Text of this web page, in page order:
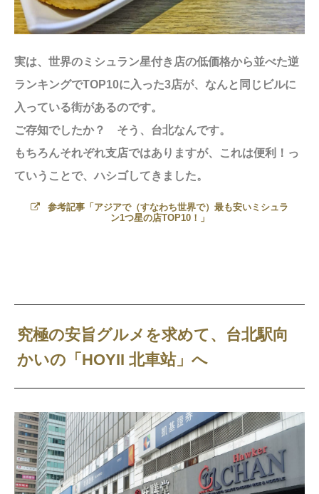
実は、世界のミシュラン星付き店の低価格から並べた逆
ランキングでTOP10に入った3店が、なんと同じビルに
入っている街があるのです。
ご存知でしたか？ そう、台北なんです。
もちろんそれぞれ支店ではありますが、これは便利！っ
ていうことで、ハシゴしてきました。
参考記事「アジアで（すなわち世界で）最も安いミシュラ
ン1つ星の店TOP10！」
究極の安旨グルメを求めて、台北駅向
かいの「HOYII 北車站」へ